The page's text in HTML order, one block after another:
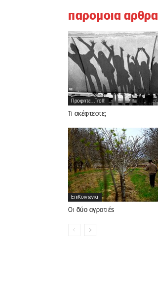
παρομοια αρθρα
Προφητε...troll!
Τι σκέφτεστε;
ΕπιΚοινωνία
Οι δύο αγροτιές